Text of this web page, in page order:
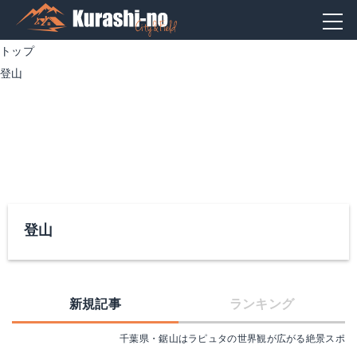
トップ
登山
登山
新規記事 ランキング
千葉県・鋸山はラピュタの世界観が広がる絶景スポ